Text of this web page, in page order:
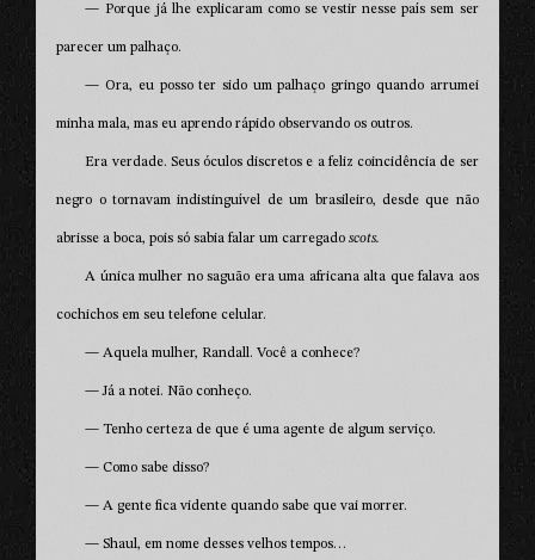
— Porque já lhe explicaram como se vestir nesse país sem ser
parecer um palhaço.
— Ora, eu posso ter sido um palhaço gringo quando arrumei
minha mala, mas eu aprendo rápido observando os outros.
Era verdade. Seus óculos discretos e a feliz coincidência de ser
negro o tornavam indistinguível de um brasileiro, desde que não
abrisse a boca, pois só sabia falar um carregadoscots.
A única mulher no saguão era uma africana alta que falava aos
cochichos em seu telefone celular.
— Aquela mulher, Randall. Você a conhece?
— Já a notei. Não conheço.
— Tenho certeza de que é uma agente de algum serviço.
— Como sabe disso?
— A gente fica vidente quando sabe que vai morrer.
— Shaul, em nome desses velhos tempos…